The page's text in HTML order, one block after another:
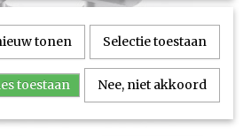
tonen Selectie toestaan
toestaan Nee, niet akkoord